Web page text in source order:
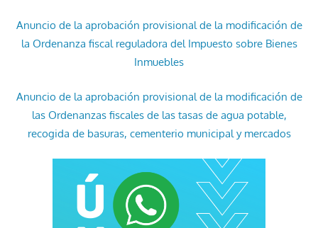
Anuncio de la aprobación provisional de la modificación de
la Ordenanza fiscal reguladora del Impuesto sobre Bienes
Inmuebles
Anuncio de la aprobación provisional de la modificación de
las Ordenanzas fiscales de las tasas de agua potable,
recogida de basuras, cementerio municipal y mercados